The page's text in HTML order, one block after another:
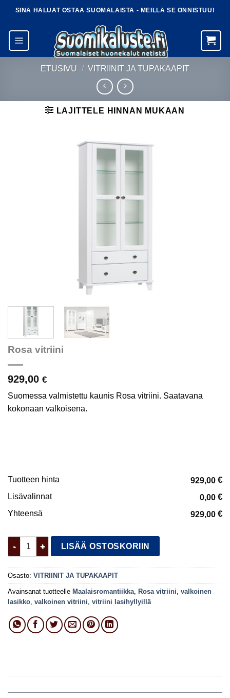
Skip
content
SINÄ HALUAT OSTAA SUOMALAISTA - MEILLÄ SE ONNISTUU!
ETUSIVU / VITRIINIT JA TUPAKAAPIT
LAJITTELE HINNAN MUKAAN
Rosa vitriini
929,00 €
Suomessa valmistettu kaunis Rosa vitriini. Saatavana
kokonaan valkoisena.
Tuotteen hinta 929,00 €
Lisävalinnat 0,00 €
Yhteensä 929,00 €
Rosa vitriini määrä
LISÄÄ OSTOSKORIIN
Osasto: VITRIINIT JA TUPAKAAPIT
Avainsanat tuotteelle Maalaisromantiikka Rosa vitriini valkoinen
lasikko valkoinen vitriini vitriini lasihyllyillä